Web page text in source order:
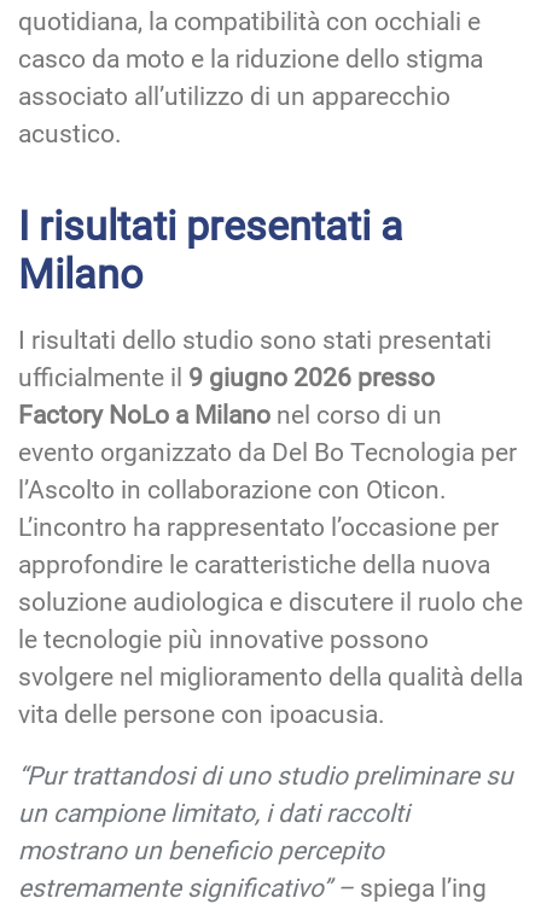
quotidiana, la compatibilità con occhiali e
casco da moto e la riduzione dello stigma
associato all’utilizzo di un apparecchio
acustico.
I risultati presentati a
Milano
I risultati dello studio sono stati presentati
ufficialmente il 9 giugno 2026 presso
Factory NoLo a Milano nel corso di un
evento organizzato da Del Bo Tecnologia per
l’Ascolto in collaborazione con Oticon.
L’incontro ha rappresentato l’occasione per
approfondire le caratteristiche della nuova
soluzione audiologica e discutere il ruolo che
le tecnologie più innovative possono
svolgere nel miglioramento della qualità della
vita delle persone con ipoacusia.
“Pur trattandosi di uno studio preliminare su
un campione limitato, i dati raccolti
mostrano un beneficio percepito
estremamente significativo” – spiega l’ing